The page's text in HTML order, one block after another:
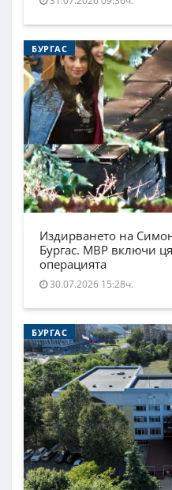
БУРГАС
Издирването на
Бургас. МВР включи
операцията
30.07.2026 15:28ч.
БУРГАС